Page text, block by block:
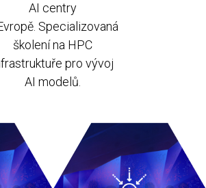
AI centry
Specializovaná
školení na HPC
pro vývoj
AI modelů.